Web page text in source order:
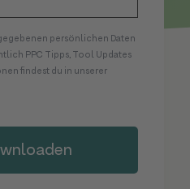
persönlichen Daten
PPC Tipps, Tool Updates
findest du in unserer